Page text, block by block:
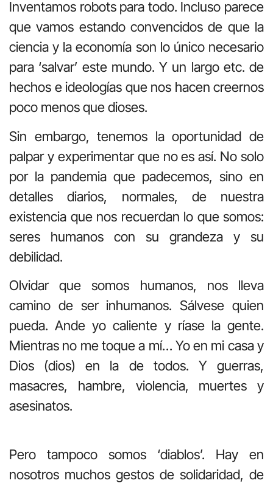
Inventamos robots para todo. Incluso parece
que vamos estando convencidos de que la
ciencia y la economía son lo único necesario
para ‘salvar’ este mundo. Y un largo etc. de
hechos e ideologías que nos hacen creernos
poco menos que dioses.
Sin embargo, tenemos la oportunidad de
palpar y experimentar que no es así. No solo
por la pandemia que padecemos, sino en
detalles diarios, normales, de nuestra
existencia que nos recuerdan lo que somos:
seres humanos con su grandeza y su
debilidad.
Olvidar que somos humanos, nos lleva
camino de ser inhumanos. Sálvese quien
pueda. Ande yo caliente y ríase la gente.
Mientras no me toque a mí… Yo en mi casa y
Dios (dios) en la de todos. Y guerras,
masacres, hambre, violencia, muertes y
asesinatos.
Pero tampoco somos ‘diablos’. Hay en
nosotros muchos gestos de solidaridad, de